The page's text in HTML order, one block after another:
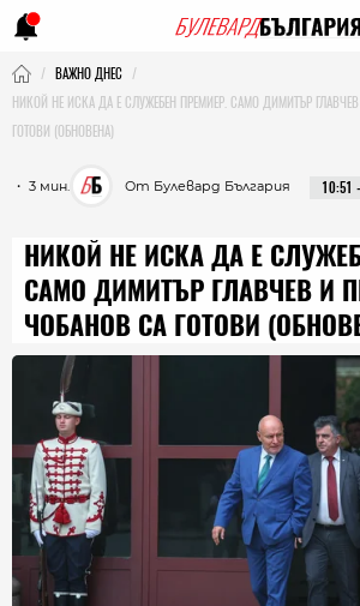
ВАЖНО ДНЕС
НИКОЙ НЕ ИСКА ДА Е СЛУЖЕБЕН ПРЕМИЕР. САМО ДИМИТЪР
ГОТОВИ (ОБНОВЕНА)
・ 3 мин. От Булевард България 10:51
НИКОЙ НЕ ИСКА ДА Е
САМО ДИМИТЪР ГЛАВЧЕВ И
ЧОБАНОВ СА ГОТОВИ